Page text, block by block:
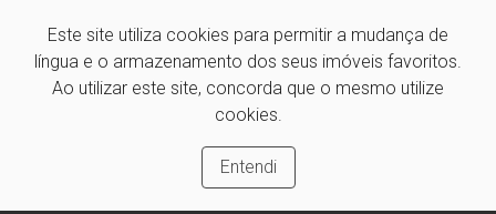
Este site utiliza cookies para permitir a mudança de
língua e o armazenamento dos seus imóveis favoritos.
Ao utilizar este site, concorda que o mesmo utilize
cookies.
Entendi